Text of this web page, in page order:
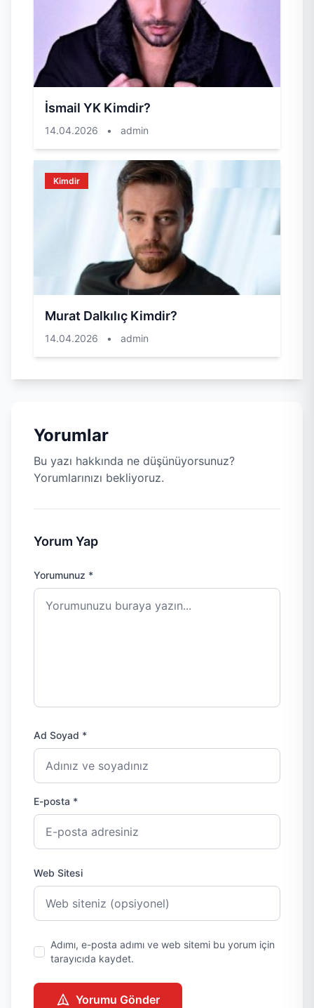
İsmail YK Kimdir?
14.04.2026 • admin
Kimdir
Murat Dalkılıç Kimdir?
14.04.2026 • admin
Yorumlar
Bu yazı hakkında ne düşünüyorsunuz?
Yorumlarınızı bekliyoruz.
Yorum Yap
Yorumunuz *
Ad Soyad *
E-posta *
Web Sitesi
Adımı, e-posta adımı ve web sitemi bu yorum için
tarayıcıda kaydet.
Yorumu Gönder